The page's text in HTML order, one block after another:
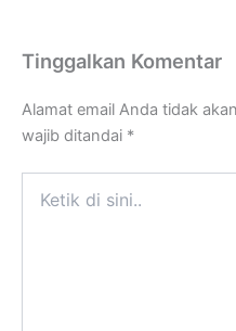
Tinggalkan Komentar
Alamat email Anda tidak
wajib ditandai *